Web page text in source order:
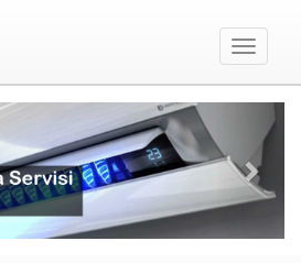
Toggle
Next